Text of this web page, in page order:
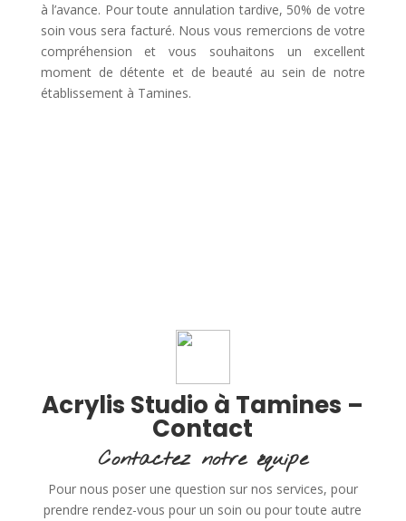
à l’avance. Pour toute annulation tardive, 50% de votre
soin vous sera facturé. Nous vous remercions de votre
compréhension et vous souhaitons un excellent
moment de détente et de beauté au sein de notre
établissement à Tamines.
Acrylis Studio à Tamines –
Contact
Contactez notre équipe
Pour nous poser une question sur nos services, pour
prendre rendez-vous pour un soin ou pour toute autre